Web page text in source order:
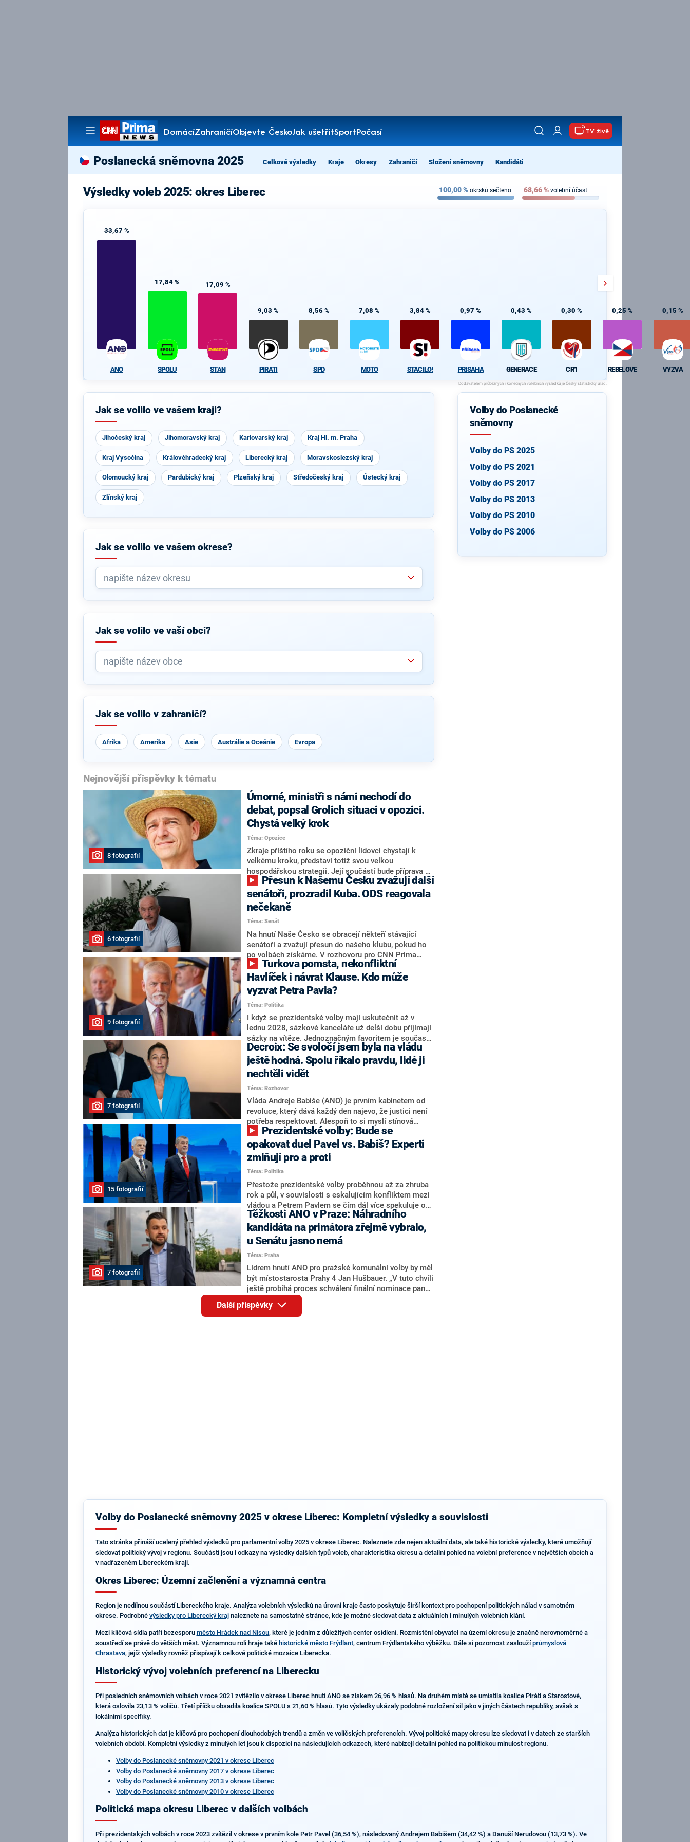
DomácíZahraničíObjevte ČeskoJak ušetřitSportPočasí
Pořady
TV živě
Poslanecká sněmovna 2025 Celkové výsledky Kraje Okresy Zahraničí Složení sněmovny Kandidáti
Výsledky voleb 2025: okres Liberec 100,00% okrsků sečteno 68,66% volební účast
33,67 %
ANO
17,84 %
SPOLU
17,09 %
STAN
9,03 %
PIRÁTI
8,56 %
SPD
7,08 %
MOTO
3,84 %
STAČILO!
0,97 %
PŘÍSAHA
0,43 %
GENERACE
0,30 %
ČR1
0,25 %
REBELOVÉ
0,15 %
VÝZVA
Jak se volilo ve vašem kraji?
Jihočeský kraj Jihomoravský kraj Karlovarský kraj Kraj Hl. m. Praha
Kraj Vysočina Královéhradecký kraj Liberecký kraj Moravskoslezský kraj
Olomoucký kraj Pardubický kraj Plzeňský kraj Středočeský kraj Ústecký kraj
Zlínský kraj
Jak se volilo ve vašem okrese?
Jak se volilo ve vaší obci?
Jak se volilo v zahraničí?
Afrika Amerika Asie Austrálie a Oceánie Evropa
Nejnovější příspěvky k tématu
8 fotografií
Úmorné, ministři s námi nechodí do
debat, popsal Grolich situaci v opozici.
Chystá velký krok
Téma: Opozice
Zkraje příštího roku se opoziční lidovci chystají k
velkému kroku, představí totiž svou velkou
hospodářskou strategii. Její součástí bude příprava na
stárnutí populace, řekl ve středu na setkání s novináři
nový předseda lidovců Jan Grolich. Ten zároveň v
senátních volbách kandiduje ve Vyškově. Popsal i
aktivitu opozice, o níž vládní strany nebo političtí
komentátoři mluví jako o slabé a v defenzivě. „Je to
úmorná práce upozorňovat na chyby vlády. Ministři s
námi navíc nechodí do debat. Chceme ale ukazovat
svoje témata,“ odpověděl Grolich na dotaz CNN Prima
NEWS.
6 fotografií
senátoři, prozradil Kuba. ODS reagovala
nečekaně
Téma: Senát
Na hnutí Naše Česko se obracejí někteří stávající
senátoři a zvažují přesun do našeho klubu, pokud ho
po volbách získáme. V rozhovoru pro CNN Prima
NEWS to řekl zakladatel hnutí a jihočeský hejtman
Martin Kuba. Konkrétní nebyl, ale získat by takto mohl
například senátora Zdeňka Hrabu, který je dnes
součástí klubu ODS a TOP 09. Hraba to na dotaz
redakce nevyloučil. Předseda klubu senátorů ODS
Zdeněk Nytra redakci řekl, že počítá s odchodem
některých senátorů z klubu a že Naše Česko není
nepřítel, ale soupeř.
9 fotografií
Havlíček i návrat Klause. Kdo může
vyzvat Petra Pavla?
Téma: Politika
I když se prezidentské volby mají uskutečnit až v
lednu 2028, sázkové kanceláře už delší dobu přijímají
sázky na vítěze. Jednoznačným favoritem je současná
hlava státu Petr Pavel. Daleko za ním pak bookmakeři
zmiňují dva výrazné politiky ANO, tedy premiéra
Andreje Babiše a ministra průmyslu Karla Havlíčka.
Oblíbeným tipem samotných sázkařů je poslanec za
Motoristy Filip Turek. Politolog Jan Kubáček nicméně
o případné kandidatuře kohokoliv ze zmíněné trojice
značně pochybuje. Podle něj současná koalice dosud
nemá osobu, která by Pavlovi mohla konkurovat.
7 fotografií
Decroix: Se svoločí jsem byla na vládu
ještě hodná. Spolu říkalo pravdu, lidé ji
nechtěli vidět
Téma: Rozhovor
Vláda Andreje Babiše (ANO) je prvním kabinetem od
revoluce, který dává každý den najevo, že justici není
potřeba respektovat. Alespoň to si myslí stínová
ministryně spravedlnosti ODS Eva Decroix. V
rozhovoru pro CNN Prima NEWS si nebrala servítky
ohledně politického výkonu svého nástupce Jeronýma
Tejce (za ANO) či vládní zmocněnkyně pro lidská
práva Taťány Malé (ANO). Označením „svoloč“ na
adresu vlády prý byla ještě hodná. Decroix se také
vrátila k volební porážce koalice Spolu či promluvila o
hnutí Naše Česko Martina Kuby.
15 fotografií
opakovat duel Pavel vs. Babiš? Experti
zmiňují pro a proti
Téma: Politika
Přestože prezidentské volby proběhnou až za zhruba
rok a půl, v souvislosti s eskalujícím konfliktem mezi
vládou a Petrem Pavlem se čím dál více spekuluje o
tom, koho by do bitvy o Hrad mohla vyslat současná
koalice. Někteří političtí komentátoři znovu vytahují
jméno premiéra Andreje Babiše (ANO). Jak moc je
pravděpodobné, že se v prezidentských volbách 2028
bude znovu opakovat souboj z roku 2023?
7 fotografií
Těžkosti ANO v Praze: Náhradního
kandidáta na primátora zřejmě vybralo,
u Senátu jasno nemá
Téma: Praha
Lídrem hnutí ANO pro pražské komunální volby by měl
být místostarosta Prahy 4 Jan Hušbauer. „V tuto chvíli
ještě probíhá proces schválení finální nominace pana
Jana Hušbauera Výborem hnutí ANO,“ uvedl pro
redakci místopředseda pražského ANO Martin
Benkovič. O Hušbauerovi se spekulovalo jako o
Další příspěvky
Volby do Poslanecké
sněmovny
Volby do PS 2025
Volby do PS 2021
Volby do PS 2017
Volby do PS 2013
Volby do PS 2010
Volby do PS 2006
Volby do Poslanecké sněmovny 2025 v okrese Liberec: Kompletní výsledky a souvislosti
Tato stránka přináší ucelený přehled výsledků pro parlamentní volby 2025 v okrese Liberec. Naleznete zde nejen aktuální data, ale také historické výsledky, které umožňují
sledovat politický vývoj v regionu. Součástí jsou i odkazy na výsledky dalších typů voleb, charakteristika okresu a detailní pohled na volební preference v největších obcích a
v nadřazeném Libereckém kraji.
Okres Liberec: Územní začlenění a významná centra
Region je nedílnou součástí Libereckého kraje. Analýza volebních výsledků na úrovni kraje často poskytuje širší kontext pro pochopení politických nálad v samotném
okrese. Podrobné výsledky pro Liberecký krajnaleznete na samostatné stránce, kde je možné sledovat data z aktuálních i minulých volebních klání.
Mezi klíčová sídla patří bezesporu město Hrádek nad Nisou, které je jedním z důležitých center osídlení. Rozmístění obyvatel na území okresu je značně nerovnoměrné a
soustředí se právě do větších měst. Významnou roli hraje také historické město Frýdlant, centrum Frýdlantského výběžku. Dále si pozornost zasloužíprůmyslová
Chrastava, jejíž výsledky rovněž přispívají k celkové politické mozaice Liberecka.
Historický vývoj volebních preferencí na Liberecku
Při posledních sněmovních volbách v roce 2021 zvítězilo v okrese Liberec hnutí ANO se ziskem 26,96 % hlasů. Na druhém místě se umístila koalice Piráti a Starostové,
která oslovila 23,13 % voličů. Třetí příčku obsadila koalice SPOLU s 21,60 % hlasů. Tyto výsledky ukázaly podobné rozložení sil jako v jiných částech republiky, avšak s
lokálními specifiky.
Analýza historických dat je klíčová pro pochopení dlouhodobých trendů a změn ve voličských preferencích. Vývoj politické mapy okresu lze sledovat i v datech ze starších
volebních období. Kompletní výsledky z minulých let jsou k dispozici na následujících odkazech, které nabízejí detailní pohled na politickou minulost regionu.
Volby do Poslanecké sněmovny 2021 v okrese Liberec
Volby do Poslanecké sněmovny 2017 v okrese Liberec
Volby do Poslanecké sněmovny 2013 v okrese Liberec
Volby do Poslanecké sněmovny 2010 v okrese Liberec
Politická mapa okresu Liberec v dalších volbách
Při prezidentských volbách v roce 2023 zvítězil v okrese v prvním kole Petr Pavel (36,54 %), následovaný Andrejem Babišem (34,42 %) a Danuší Nerudovou (13,73 %). Ve